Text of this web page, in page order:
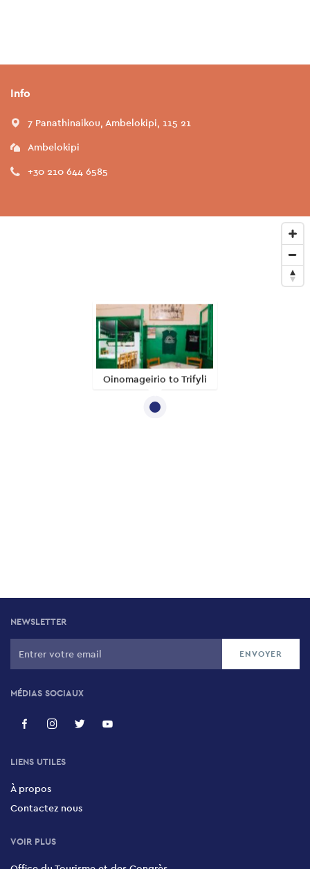
Info
7 Panathinaikou, Ambelokipi, 115 21
Ambelokipi
+30 210 644 6585
Oinomageirio to Trifyli
NEWSLETTER
MÉDIAS SOCIAUX
LIENS UTILES
À propos
Contactez nous
VOIR PLUS